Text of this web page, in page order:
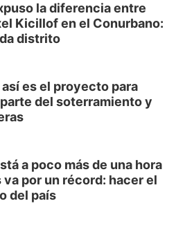
la diferencia entre
Kicillof en el Conurbano:
distrito
es el proyecto para
del soterramiento y
a poco más de una hora
por un récord: hacer el
del país